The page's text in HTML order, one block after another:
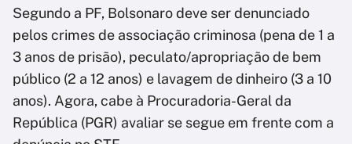
Segundo a PF, Bolsonaro deve ser denunciado
pelos crimes de associação criminosa (pena de 1 a
3 anos de prisão), peculato/apropriação de bem
público (2 a 12 anos) e lavagem de dinheiro (3 a 10
anos). Agora, cabe à Procuradoria-Geral da
República (PGR) avaliar se segue em frente com a